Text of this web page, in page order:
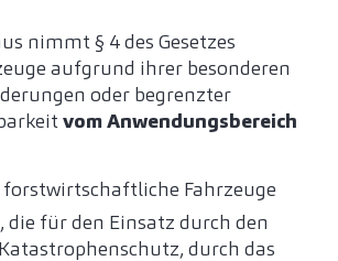
nimmt § 4 des Gesetzes
aufgrund ihrer besonderen
oder begrenzter
vom Anwendungsbereich
Fahrzeuge
die für den Einsatz durch den
durch das